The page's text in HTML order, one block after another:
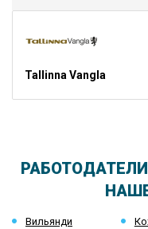
Tallinna Vangla
Вильянди